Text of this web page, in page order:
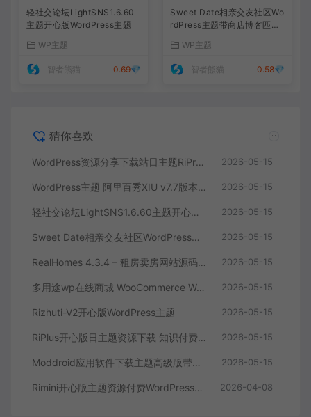
轻社交论坛LightSNS1.6.60
主题开心版WordPress主题
WP主题
智者熊猫 0.69💎
Sweet Date相亲交友社区Wo
rdPress主题带商店博客匹配
WP主题
智者熊猫 0.58💎
猜你喜欢
WordPress资源分享下载站日主题RiPro主题全站美化包-功能强大，支持后台集成，提升网站形象 2026-05-15
WordPress主题 阿里百秀XIU v7.7版本 – 简洁美观的多功能主题，完美适配PC和移动端网站 2026-05-15
轻社交论坛LightSNS1.6.60主题开心版WordPress主题 2026-05-15
Sweet Date相亲交友社区WordPress主题带商店博客匹配功能 2026-05-15
RealHomes 4.3.4 – 租房卖房网站源码 房地产销售官网WordPress 主题 2026-05-15
多用途wp在线商城 WooCommerce WordPress 主题 2026-05-15
Rizhuti-V2开心版WordPress主题 2026-05-15
RiPlus开心版日主题资源下载 知识付费资源 2026-05-15
Moddroid应用软件下载主题高级版带博客系统 9.5 2026-05-15
Rimini开心版主题资源付费WordPress主题下载 2026-04-08